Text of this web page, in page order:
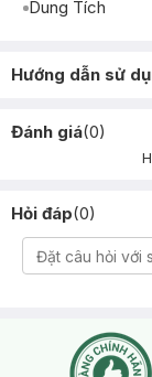
Dung Tích
Hướng dẫn sử
Đánh giá(0)
Hỏi đáp(0)